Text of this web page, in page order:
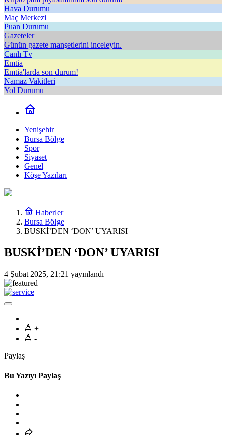
Hava Durumu
Maç Merkezi
Puan Durumu
Gazeteler
Günün gazete manşetlerini inceleyin.
Canlı Tv
Emtia
Emtia'larda son durum!
Namaz Vakitleri
Yol Durumu
Yenişehir
Bursa Bölge
Spor
Siyaset
Genel
Köşe Yazıları
Haberler
Bursa Bölge
BUSKİ’DEN ‘DON’ UYARISI
BUSKİ’DEN ‘DON’ UYARISI
4 Şubat 2025, 21:21 yayınlandı
+
-
Paylaş
Bu Yazıyı Paylaş